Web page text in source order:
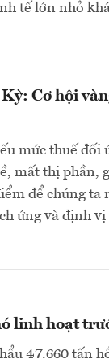
tế lớn nhỏ
Cơ hội
mức thuế đối
mất thị phần,
để chúng
ứng và định
linh hoạt
47.660 tấn